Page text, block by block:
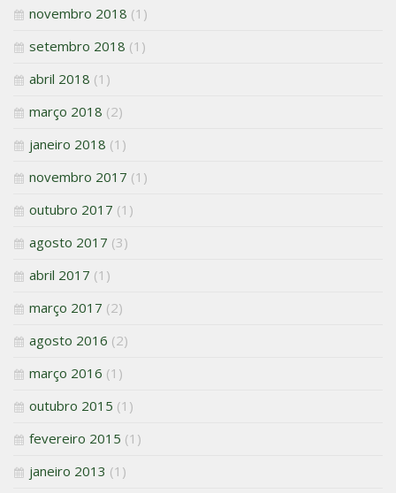
novembro 2018 (1)
setembro 2018 (1)
abril 2018 (1)
março 2018 (2)
janeiro 2018 (1)
novembro 2017 (1)
outubro 2017 (1)
agosto 2017 (3)
abril 2017 (1)
março 2017 (2)
agosto 2016 (2)
março 2016 (1)
outubro 2015 (1)
fevereiro 2015 (1)
janeiro 2013 (1)